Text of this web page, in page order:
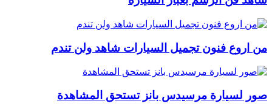
من اروع فنون تجميل السيارات شاهد ولن تندم
صور لسيارة مرسيدس بانز تستحق المشاهدة